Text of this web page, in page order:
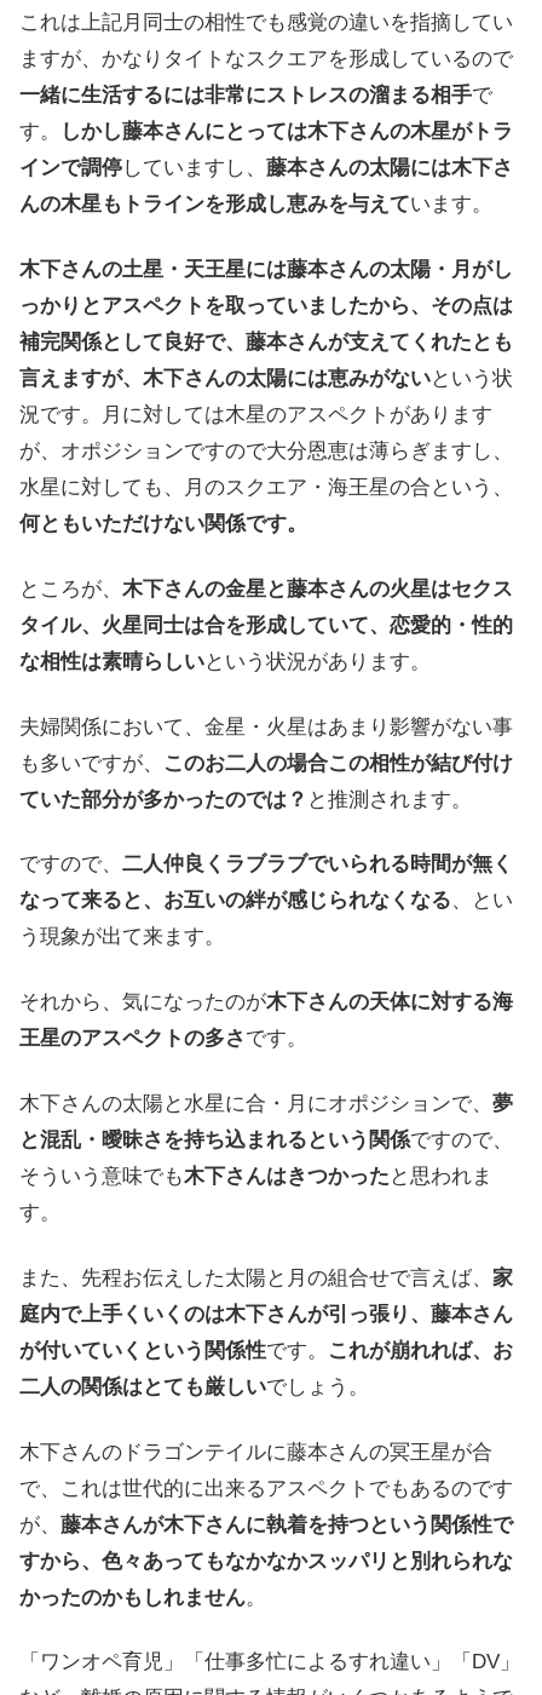
これは上記月同士の相性でも感覚の違いを指摘してい
ますが、かなりタイトなスクエアを形成しているので
一緒に生活するには非常にストレスの溜まる相手で
す。
しかし藤本さんにとっては木下さんの木星がトラ
インで調停していますし、 藤本さんの太陽には木下さ
んの木星もトラインを形成し恵みを与えています。
木下さんの土星・天王星には藤本さんの太陽・月がし
っかりとアスペクトを取っていましたから、その点は
補完関係として良好で、藤本さんが支えてくれたとも
言えますが、木下さんの太陽には恵みがないという状
況です。月に対しては木星のアスペクトがあります
が、オポジションですので大分恩恵は薄らぎますし、
水星に対しても、月のスクエア・海王星の合という、
何ともいただけない関係です。
ところが、 木下さんの金星と藤本さんの火星はセクス
タイル、火星同士は合を形成していて、恋愛的・性的
な相性は素晴らしいという状況があります。
夫婦関係において、金星・火星はあまり影響がない事
も多いですが、
このお二人の場合この相性が結び付け
ていた部分が多かったのでは？ と推測されます。
ですので、 二人仲良くラブラブでいられる時間が無く
なって来ると、お互いの絆が感じられなくなる、とい
う現象が出て来ます。
それから、気になったのが木下さんの天体に対する海
王星のアスペクトの多さ です。
木下さんの太陽と水星に合・月にオポジションで、 夢
と混乱・曖昧さを持ち込まれるという関係ですので、
そういう意味でも木下さんはきつかった と思われま
す。
また、先程お伝えした太陽と月の組合せで言えば、 家
庭内で上手くいくのは木下さんが引っ張り、藤本さん
が付いていくという関係性です。
これが崩れれば、お
二人の関係はとても厳しいでしょう。
木下さんのドラゴンテイルに藤本さんの冥王星が合
で、これは世代的に出来るアスペクトでもあるのです
が、 藤本さんが木下さんに執着を持つという関係性で
すから、色々あってもなかなかスッパリと別れられな
かったのかもしれません。
「ワンオペ育児」「仕事多忙によるすれ違い」「DV」